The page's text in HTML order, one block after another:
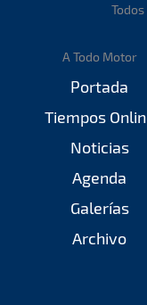
A Todo Motor
Portada
Tiempos
Noticias
Agenda
Galerías
Archivo